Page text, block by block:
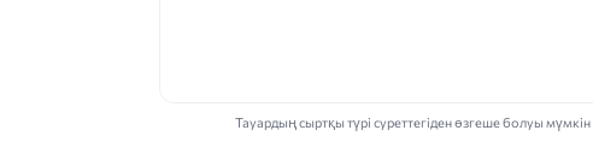
Тауардың сыртқы түрі суреттегіден өзгеше болуы мүмкін